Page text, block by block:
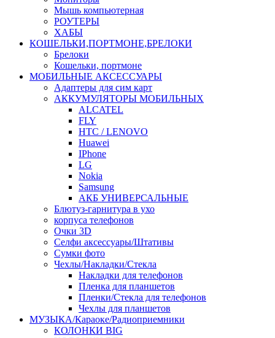
Мышь компьютерная
РОУТЕРЫ
ХАБЫ
КОШЕЛЬКИ,ПОРТМОНЕ,БРЕЛОКИ
Брелоки
Кошельки, портмоне
МОБИЛЬНЫЕ АКСЕССУАРЫ
Адаптеры для сим карт
АККУМУЛЯТОРЫ МОБИЛЬНЫХ
ALCATEL
FLY
HTC / LENOVO
Huawei
IPhone
LG
Nokia
Samsung
АКБ УНИВЕРСАЛЬНЫЕ
Блютуз-гарнитура в ухо
корпуса телефонов
Очки 3D
Селфи аксессуары/Штативы
Сумки фото
Чехлы/Накладки/Стекла
Накладки для телефонов
Пленка для планшетов
Пленки/Стекла для телефонов
Чехлы для планшетов
МУЗЫКА/Караоке/Радиоприемники
КОЛОНКИ BIG